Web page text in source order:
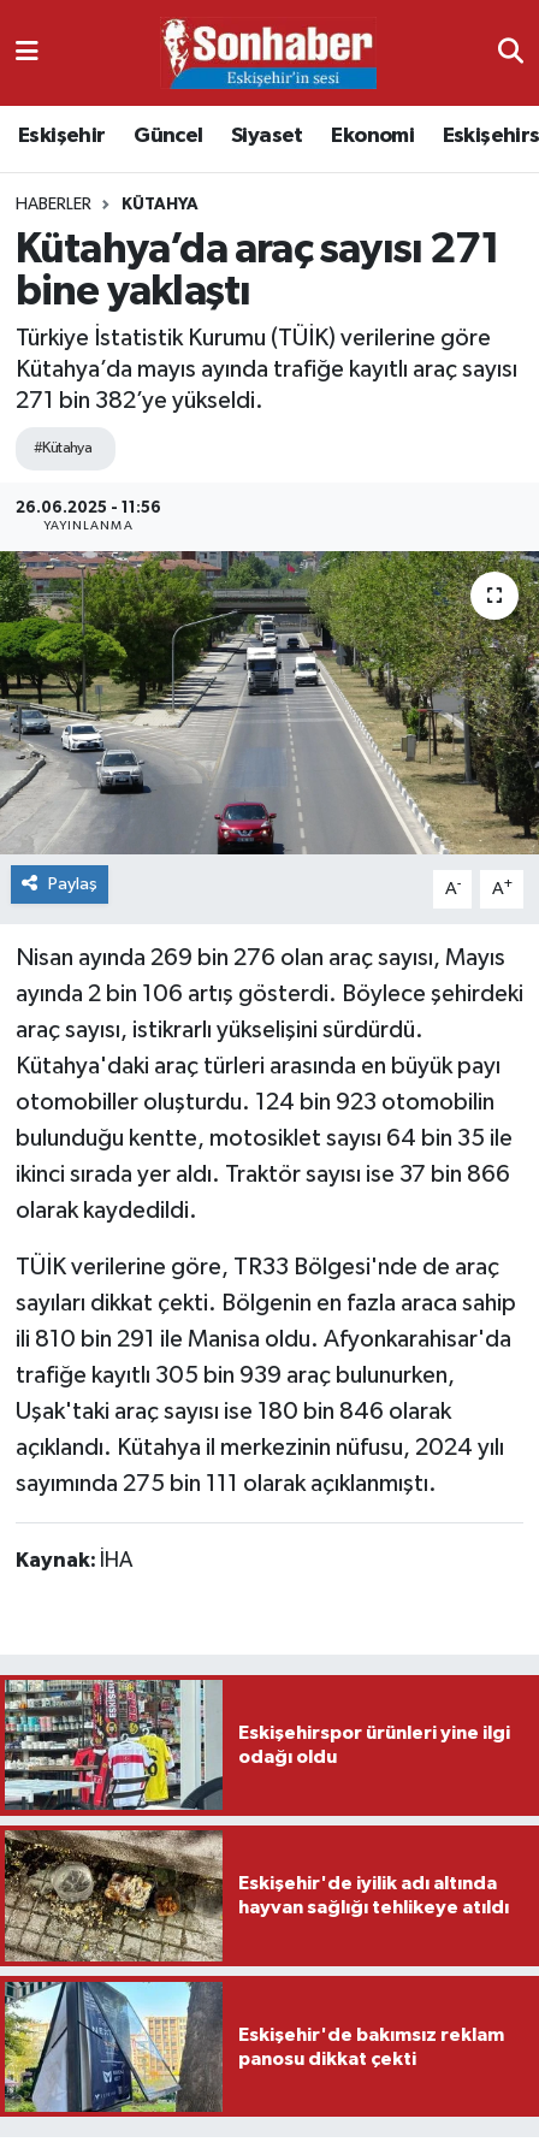
Eskişehir Güncel Siyaset Ekonomi
HABERLER KÜTAHYA
Kütahya’da araç sayısı 271
bine yaklaştı
Türkiye İstatistik Kurumu (TÜİK) verilerine göre
Kütahya’da mayıs ayında trafiğe kayıtlı araç sayısı
271 bin 382’ye yükseldi.
#Kütahya
26.06.2025 - 11:56
YAYINLANMA
Paylaş A- A+
Nisan ayında 269 bin 276 olan araç sayısı, Mayıs
ayında 2 bin 106 artış gösterdi. Böylece şehirdeki
araç sayısı, istikrarlı yükselişini sürdürdü.
Kütahya'daki araç türleri arasında en büyük payı
otomobiller oluşturdu. 124 bin 923 otomobilin
bulunduğu kentte, motosiklet sayısı 64 bin 35 ile
ikinci sırada yer aldı. Traktör sayısı ise 37 bin 866
olarak kaydedildi.
TÜİK verilerine göre, TR33 Bölgesi'nde de araç
sayıları dikkat çekti. Bölgenin en fazla araca sahip
ili 810 bin 291 ile Manisa oldu. Afyonkarahisar'da
trafiğe kayıtlı 305 bin 939 araç bulunurken,
Uşak'taki araç sayısı ise 180 bin 846 olarak
açıklandı. Kütahya il merkezinin nüfusu, 2024 yılı
sayımında 275 bin 111 olarak açıklanmıştı.
Kaynak: İHA
Eskişehirspor ürünleri yine ilgi
odağı oldu
Eskişehir'de iyilik adı altında
hayvan sağlığı tehlikeye atıldı
Eskişehir'de bakımsız reklam
panosu dikkat çekti
Ekonomi
Güncel
Kültür & Sanat
Magazin
Resmi İlanlar
Sağlık
Siyaset
Spor
Nöbetçi Eczaneler
Namaz Vakitleri
Trafik Durumu
Süper Lig Puan Durumu ve Fikstür
Tüm Manşetler
Son Dakika Haberleri
Haber Arşivi